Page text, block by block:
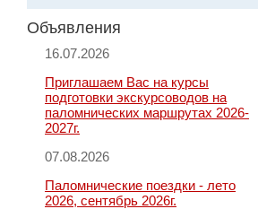
Объявления
16.07.2026
Приглашаем Вас на курсы
подготовки экскурсоводов на
паломнических маршрутах 2026-
2027г.
07.08.2026
Паломнические поездки - лето
2026, сентябрь 2026г.